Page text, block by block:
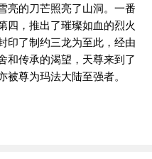
亮的刀芒照亮了山洞。一番
四，推出了璀璨如血的烈火
印了制约三龙为至此，经由
和传承的渴望，天尊来到了
被尊为玛法大陆至强者。